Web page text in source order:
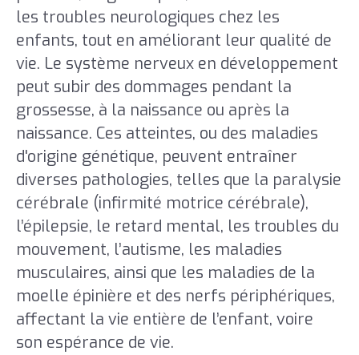
les troubles neurologiques chez les
enfants, tout en améliorant leur qualité de
vie. Le système nerveux en développement
peut subir des dommages pendant la
grossesse, à la naissance ou après la
naissance. Ces atteintes, ou des maladies
d'origine génétique, peuvent entraîner
diverses pathologies, telles que la paralysie
cérébrale (infirmité motrice cérébrale),
l’épilepsie, le retard mental, les troubles du
mouvement, l’autisme, les maladies
musculaires, ainsi que les maladies de la
moelle épinière et des nerfs périphériques,
affectant la vie entière de l’enfant, voire
son espérance de vie.